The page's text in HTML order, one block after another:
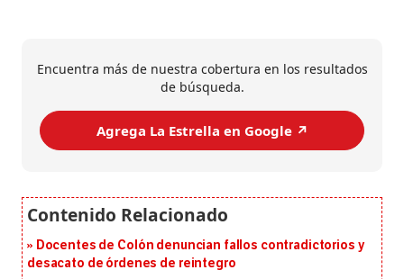
Encuentra más de nuestra cobertura en los resultados
de búsqueda.
Agrega La Estrella en Google ↗️
Docentes de Colón denuncian fallos contradictorios y
desacato de órdenes de reintegro